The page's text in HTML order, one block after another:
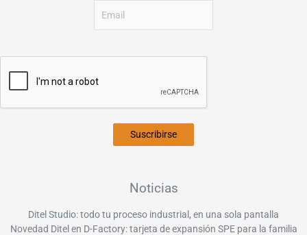
Suscribirse
Noticias
Ditel Studio: todo tu proceso industrial, en una sola pantalla
Novedad Ditel en D-Factory: tarjeta de expansión SPE para la familia